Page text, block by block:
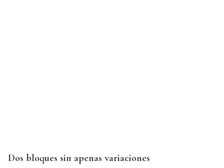
Dos bloques sin apenas variaciones